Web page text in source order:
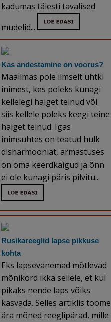
kadumas täiesti tavalised
mudelid...
Kas andestamine on voorus?
Maailmas pole ilmselt ühtki
inimest, kes poleks kunagi
kellelegi haiget teinud või
siis kellele poleks keegi teine
haiget teinud. Igas
inimsuhtes on teatud hulk
disharmooniat, armastuses
on oma keerdkäigud ja õnn
ei ole kunagi päris pilvitu...
Rusikareeglid lapse pikkuse
kohta
Eks lapsevanemad mõtlevad
mõnikord ikka sellele, et kui
pikaks nende laps võiks
kasvada. Selles artiklis toome
ära mõned reeglipärad, mille